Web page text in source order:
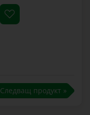
Следващ продукт »